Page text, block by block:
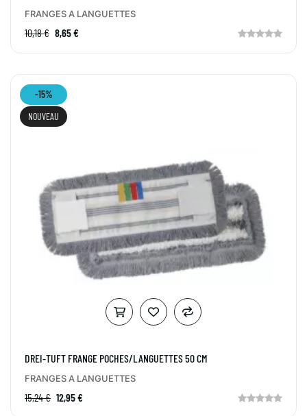
FRANGES A LANGUETTES
10,18 € 8,65 €
-15%
NOUVEAU
DREI-TUFT FRANGE POCHES/LANGUETTES 50 CM
FRANGES A LANGUETTES
15,24 € 12,95 €